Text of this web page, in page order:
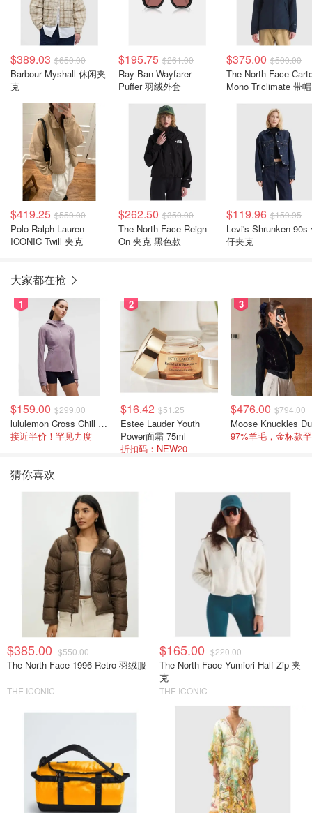
$389.03 $650.00
Barbour Myshall 休闲夹
克
$195.75 $261.00
Ray-Ban Wayfarer
Puffer 羽绒外套
$375.00 $500.00
The North Face
Mono Triclimate 带
$419.25 $559.00
Polo Ralph Lauren
ICONIC Twill 夹克
$262.50 $350.00
The North Face Reign
On 夹克 黑色款
$119.96 $159.95
Levi's Shrunken 90s
仔夹克
大家都在抢
1
$159.00 $299.00
lululemon Cross Chill 女士运动外套
接近半价！罕见力度
2
$16.42 $51.25
Estee Lauder Youth
Power面霜 75ml
折扣码：NEW20
3
$476.00 $794.00
猜你喜欢
$385.00 $550.00
The North Face 1996 Retro 羽绒服
THE ICONIC
$165.00 $220.00
The North Face Yumiori Half Zip 夹
克
THE ICONIC